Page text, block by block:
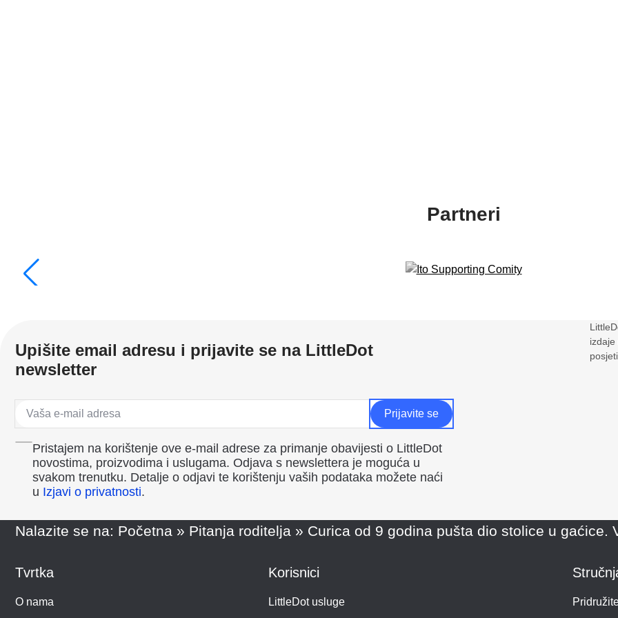
Partneri
Upišite email adresu i prijavite se na LittleDot
newsletter
Pristajem na korištenje ove e-mail adrese za primanje obavijesti o LittleDot
novostima, proizvodima i uslugama. Odjava s newslettera je moguća u
svakom trenutku. Detalje o odjavi te korištenju vaših podataka možete naći
u Izjavi o privatnosti.
Nalazite se na: Početna » Pitanja roditelja » Curica od 9 godina pušta dio stolice u gaćice.
Tvrtka
O nama
Korisnici
LittleDot usluge